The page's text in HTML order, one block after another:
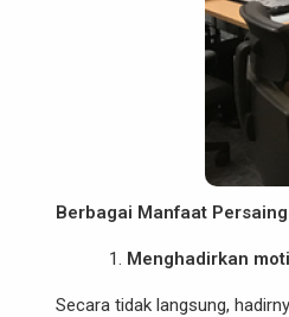
Berbagai Manfaat
Menghadirkan
Secara tidak langsung,